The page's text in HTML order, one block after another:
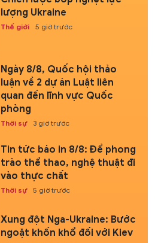
lượng Ukraine
Thế giới 5 giờ trước
Ngày 8/8, Quốc hội thảo
luận về 2 dự án Luật liên
quan đến lĩnh vực Quốc
phòng
Thời sự 3 giờ trước
Tin tức báo in 8/8: Để phong
trào thể thao, nghệ thuật đi
vào thực chất
Thời sự 5 giờ trước
Xung đột Nga-Ukraine: Bước
ngoặt khốn khổ đối với Kiev